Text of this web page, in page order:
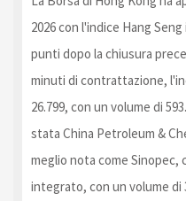
2026 con l'indice Hang
punti dopo la chiusura
minuti di contrattazione,
26.799, con un volume di
stata China Petroleum &
meglio nota come Sinopec,
integrato, con un volume di